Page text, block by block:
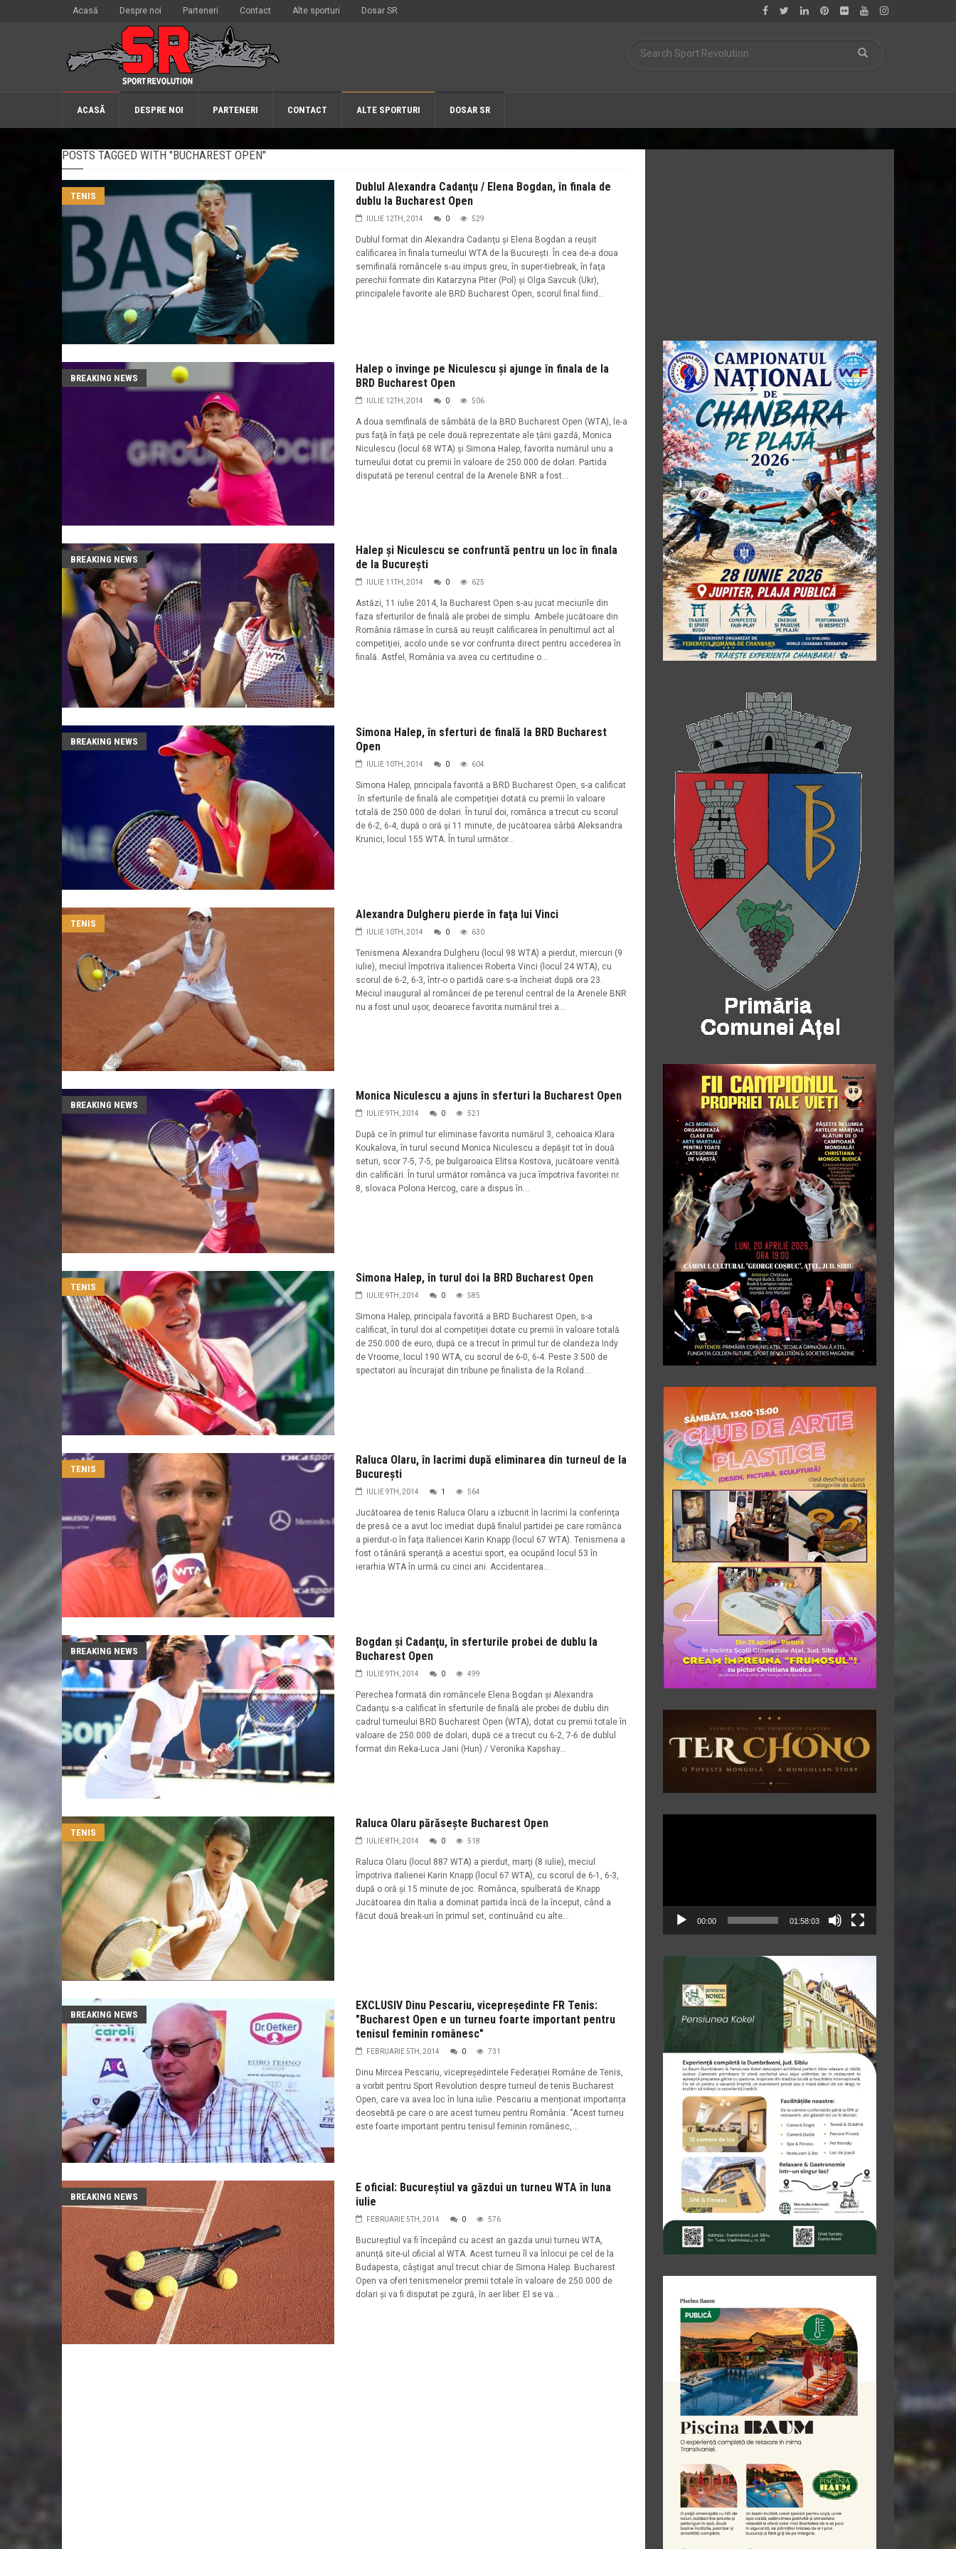
Acasă Despre noi Parteneri Contact Alte sporturi Dosar SR
ACASĂ DESPRE NOI PARTENERI CONTACT ALTE SPORTURI DOSAR SR
POSTS TAGGED WITH "BUCHAREST OPEN"
TENIS
Dublul Alexandra Cadanţu / Elena Bogdan, în finala de
dublu la Bucharest Open
IULIE 12TH, 2014 0 529
Dublul format din Alexandra Cadanţu şi Elena Bogdan a reuşit
calificarea în finala turneului WTA de la Bucureşti. În cea de-a doua
semifinală româncele s-au impus greu, în super-tiebreak, în faţa
perechii formate din Katarzyna Piter (Pol) şi Olga Savcuk (Ukr),
principalele favorite ale BRD Bucharest Open, scorul final fiind...
BREAKING NEWS
Halep o învinge pe Niculescu şi ajunge în finala de la
BRD Bucharest Open
IULIE 12TH, 2014 0 506
A doua semifinală de sâmbătă de la BRD Bucharest Open (WTA), le-a
pus faţă în faţă pe cele două reprezentate ale ţării gazdă, Monica
Niculescu (locul 68 WTA) şi Simona Halep, favorita numărul unu a
turneului dotat cu premii în valoare de 250.000 de dolari. Partida
disputată pe terenul central de la Arenele BNR a fost...
BREAKING NEWS
Halep şi Niculescu se confruntă pentru un loc în finala
de la Bucureşti
IULIE 11TH, 2014 0 625
Astăzi, 11 iulie 2014, la Bucharest Open s-au jucat meciurile din
faza sferturilor de finală ale probei de simplu. Ambele jucătoare din
România rămase în cursă au reuşit calificarea în penultimul act al
competiţiei, acolo unde se vor confrunta direct pentru accederea în
finală. Astfel, România va avea cu certitudine o...
BREAKING NEWS
Simona Halep, în sferturi de finală la BRD Bucharest
Open
IULIE 10TH, 2014 0 604
Simona Halep, principala favorită a BRD Bucharest Open, s-a calificat
în sferturile de finală ale competiţiei dotată cu premii în valoare
totală de 250.000 de dolari. În turul doi, românca a trecut cu scorul
de 6-2, 6-4, după o oră şi 11 minute, de jucătoarea sârbă Aleksandra
Krunici, locul 155 WTA. În turul următor...
TENIS
Alexandra Dulgheru pierde în faţa lui Vinci
IULIE 10TH, 2014 0 630
Tenismena Alexandra Dulgheru (locul 98 WTA) a pierdut, miercuri (9
iulie), meciul împotriva italiencei Roberta Vinci (locul 24 WTA), cu
scorul de 6-2, 6-3, într-o o partidă care s-a încheiat după ora 23.
Meciul inaugural al româncei de pe terenul central de la Arenele BNR
nu a fost unul uşor, deoarece favorita numărul trei a...
BREAKING NEWS
Monica Niculescu a ajuns în sferturi la Bucharest Open
IULIE 9TH, 2014 0 521
După ce în primul tur eliminase favorita numărul 3, cehoaica Klara
Koukalova, în turul secund Monica Niculescu a depăşit tot în două
seturi, scor 7-5, 7-5, pe bulgaroaica Elitsa Kostova, jucătoare venită
din calificări. În turul următor românca va juca împotriva favoritei nr.
8, slovaca Polona Hercog, care a dispus în...
TENIS
Simona Halep, în turul doi la BRD Bucharest Open
IULIE 9TH, 2014 0 585
Simona Halep, principala favorită a BRD Bucharest Open, s-a
calificat, în turul doi al competiţiei dotate cu premii în valoare totală
de 250.000 de euro, după ce a trecut în primul tur de olandeza Indy
de Vroome, locul 190 WTA, cu scorul de 6-0, 6-4. Peste 3.500 de
spectatori au încurajat din tribune pe finalista de la Roland...
TENIS
Raluca Olaru, în lacrimi după eliminarea din turneul de la
Bucureşti
IULIE 9TH, 2014 1 564
Jucătoarea de tenis Raluca Olaru a izbucnit în lacrimi la conferinţa
de presă ce a avut loc imediat după finalul partidei pe care românca
a pierdut-o în faţa italiencei Karin Knapp (locul 67 WTA). Tenismena a
fost o tânără speranţă a acestui sport, ea ocupând locul 53 în
ierarhia WTA în urmă cu cinci ani. Accidentarea...
BREAKING NEWS
Bogdan şi Cadanţu, în sferturile probei de dublu la
Bucharest Open
IULIE 9TH, 2014 0 499
Perechea formată din româncele Elena Bogdan şi Alexandra
Cadanţu s-a calificat în sferturile de finală ale probei de dublu din
cadrul turneului BRD Bucharest Open (WTA), dotat cu premii totale în
valoare de 250.000 de dolari, după ce a trecut cu 6-2, 7-6 de dublul
format din Reka-Luca Jani (Hun) / Veronika Kapshay...
TENIS
Raluca Olaru părăseşte Bucharest Open
IULIE 8TH, 2014 0 518
Raluca Olaru (locul 887 WTA) a pierdut, marţi (8 iulie), meciul
împotriva italienei Karin Knapp (locul 67 WTA), cu scorul de 6-1, 6-3,
după o oră şi 15 minute de joc. Românca, spulberată de Knapp
Jucătoarea din Italia a dominat partida încă de la început, când a
făcut două break-uri în primul set, continuând cu alte...
BREAKING NEWS
EXCLUSIV Dinu Pescariu, vicepreședinte FR Tenis:
"Bucharest Open e un turneu foarte important pentru
tenisul feminin românesc"
FEBRUARIE 5TH, 2014 0 731
Dinu Mircea Pescariu, vicepreședintele Federației Române de Tenis,
a vorbit pentru Sport Revolution despre turneul de tenis Bucharest
Open, care va avea loc în luna iulie. Pescariu a menționat importanța
deosebită pe care o are acest turneu pentru România: “Acest turneu
este foarte important pentru tenisul feminin românesc,...
BREAKING NEWS
E oficial: Bucureștiul va găzdui un turneu WTA în luna
iulie
FEBRUARIE 5TH, 2014 0 576
Bucureștiul va fi începând cu acest an gazda unui turneu WTA,
anunță site-ul oficial al WTA. Acest turneu îl va înlocui pe cel de la
Budapesta, câștigat anul trecut chiar de Simona Halep. Bucharest
Open va oferi tenismenelor premii totale în valoare de 250.000 de
dolari și va fi disputat pe zgură, în aer liber. El se va...
00:00 01:58:03